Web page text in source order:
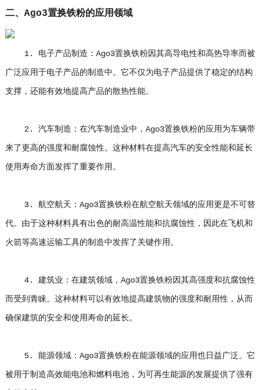
二、Ago3置换铁粉的应用领域
1. 电子产品制造：Ago3置换铁粉因其高导电性和高热导率而被
广泛应用于电子产品的制造中。它不仅为电子产品提供了稳定的结构
支撑，还能有效地提高产品的散热性能。
2. 汽车制造：在汽车制造业中，Ago3置换铁粉的应用为车辆带
来了更高的强度和耐腐蚀性。这种材料在提高汽车的安全性能和延长
使用寿命方面发挥了重要作用。
3. 航空航天：Ago3置换铁粉在航空航天领域的应用更是不可替
代。由于这种材料具有出色的耐高温性能和抗腐蚀性，因此在飞机和
火箭等高速运输工具的制造中发挥了关键作用。
4. 建筑业：在建筑领域，Ago3置换铁粉因其高强度和抗腐蚀性
而受到青睐。这种材料可以有效地提高建筑物的强度和耐用性，从而
确保建筑的安全和使用寿命的延长。
5. 能源领域：Ago3置换铁粉在能源领域的应用也日益广泛。它
被用于制造高效能电池和燃料电池，为可再生能源的发展提供了强有